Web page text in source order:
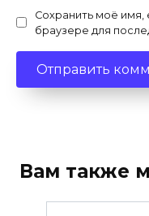
Сохранить моё имя,
браузере для
Вам также